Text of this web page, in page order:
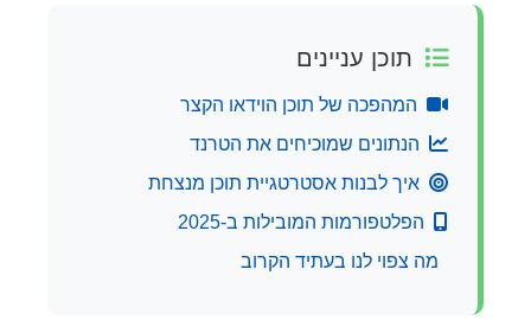
תוכן עניינים
המהפכה של תוכן הוידאו הקצר
הנתונים שמוכיחים את הטרנד
איך לבנות אסטרטגיית תוכן מנצחת
הפלטפורמות המובילות ב-2025
מה צפוי לנו בעתיד הקרוב